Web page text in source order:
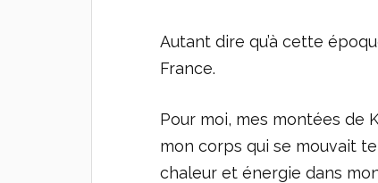
Autant dire qu’à cette
France.
Pour moi, mes montées de
mon corps qui se mouvait
chaleur et énergie dans